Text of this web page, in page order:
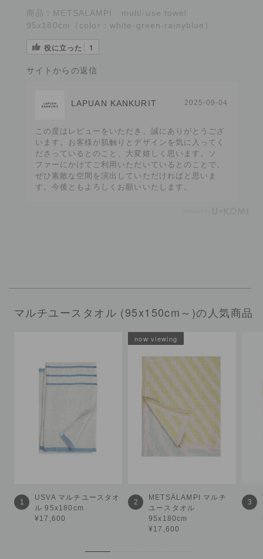
商品： METSALAMPI multi-use towel
95x180cm（color：white-green-rainyblue）
役に立った 1
サイトからの返信
LAPUAN KANKURIT 2025-09-04
この度はレビューをいただき、誠にありがとうござ
います。お客様が肌触りとデザインを気に入ってく
ださっているとのこと、大変嬉しく思います。ソ
ファーにかけてご利用いただいているとのことで、
ぜひ素敵な空間を演出していただければと思いま
す。今後ともよろしくお願いいたします。
マルチユースタオル (95x150cm～)の人気商品
1
USVA マルチユースタオ
ル 95x180cm
¥17,600
2
METSÄLAMPI マルチ
ユースタオル
95x180cm
¥17,600
3